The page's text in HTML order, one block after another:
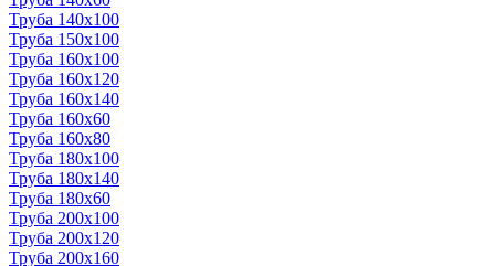
Труба 140x100
Труба 150x100
Труба 160x100
Труба 160x120
Труба 160x140
Труба 160x60
Труба 160x80
Труба 180x100
Труба 180x140
Труба 180x60
Труба 200x100
Труба 200x120
Труба 200x160